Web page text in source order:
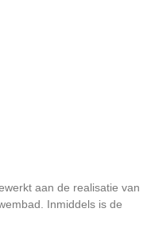
aan de realisatie van
Inmiddels is de